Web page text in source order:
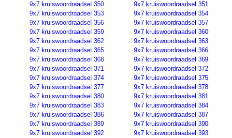
9x7 kruiswoordraadsel 350
9x7 kruiswoordraadsel 351
9x7 kruiswoordraadsel 353
9x7 kruiswoordraadsel 354
9x7 kruiswoordraadsel 356
9x7 kruiswoordraadsel 357
9x7 kruiswoordraadsel 359
9x7 kruiswoordraadsel 360
9x7 kruiswoordraadsel 362
9x7 kruiswoordraadsel 363
9x7 kruiswoordraadsel 365
9x7 kruiswoordraadsel 366
9x7 kruiswoordraadsel 368
9x7 kruiswoordraadsel 369
9x7 kruiswoordraadsel 371
9x7 kruiswoordraadsel 372
9x7 kruiswoordraadsel 374
9x7 kruiswoordraadsel 375
9x7 kruiswoordraadsel 377
9x7 kruiswoordraadsel 378
9x7 kruiswoordraadsel 380
9x7 kruiswoordraadsel 381
9x7 kruiswoordraadsel 383
9x7 kruiswoordraadsel 384
9x7 kruiswoordraadsel 386
9x7 kruiswoordraadsel 387
9x7 kruiswoordraadsel 389
9x7 kruiswoordraadsel 390
9x7 kruiswoordraadsel 392
9x7 kruiswoordraadsel 393